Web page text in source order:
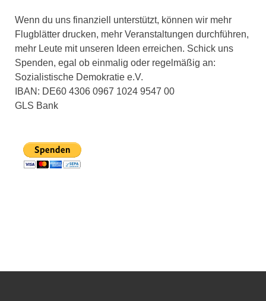
Wenn du uns finanziell unterstützt, können wir mehr
Flugblätter drucken, mehr Veranstaltungen durchführen,
mehr Leute mit unseren Ideen erreichen. Schick uns
Spenden, egal ob einmalig oder regelmäßig an:
Sozialistische Demokratie e.V.
IBAN: DE60 4306 0967 1024 9547 00
GLS Bank